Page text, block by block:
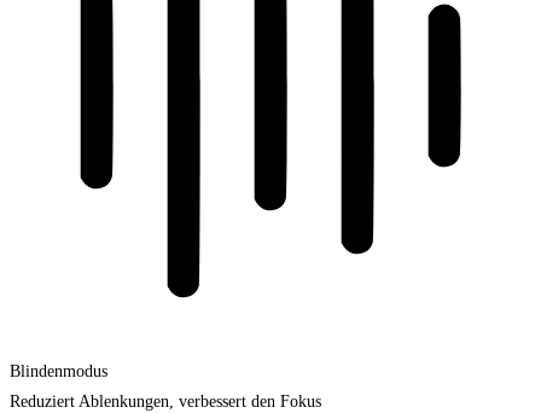
Blindenmodus
Reduziert Ablenkungen, verbessert den Fokus